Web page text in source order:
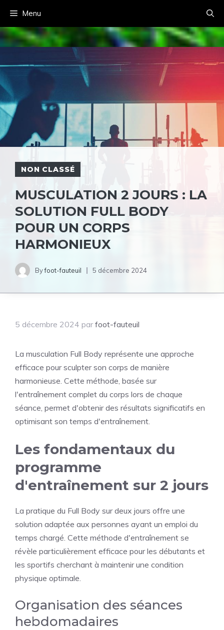
contenu
Menu
NON CLASSÉ
MUSCULATION 2 JOURS : LA
SOLUTION FULL BODY
POUR UN CORPS
HARMONIEUX
Byfoot-fauteuil 5 décembre 2024
5 décembre 2024 par foot-fauteuil
La musculation Full Body représente une approche
efficace pour sculpter son corps de manière
harmonieuse. Cette méthode, basée sur
l'entraînement complet du corps lors de chaque
séance, permet d'obtenir des résultats significatifs en
optimisant son temps d'entraînement.
Les fondamentaux du
programme
d'entraînement sur 2 jours
La pratique du Full Body sur deux jours offre une
solution adaptée aux personnes ayant un emploi du
temps chargé. Cette méthode d'entraînement se
révèle particulièrement efficace pour les débutants et
les sportifs cherchant à maintenir une condition
physique optimale.
Organisation des séances
hebdomadaires